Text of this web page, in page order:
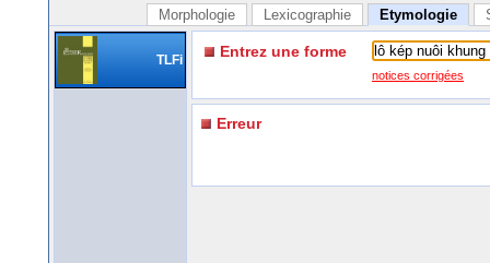
Morphologie Lexicographie Etymologie
TLFi Entrez une forme
notices corrigées
Erreur